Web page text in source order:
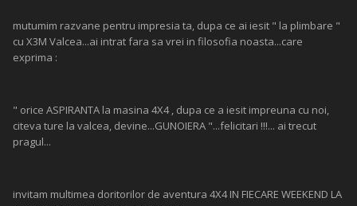
mutumim razvane pentru impresia ta, dupa ce ai iesit " la plimbare "
cu X3M Valcea...ai intrat fara sa vrei in filosofia noasta...care
exprima :
" orice ASPIRANTA la masina 4X4 , dupa ce a iesit impreuna cu noi,
citeva ture la valcea, devine...GUNOIERA "...felicitari !!!... ai trecut
pragul...
invitam multimea doritorilor de aventura 4X4 IN FIECARE WEEKEND LA